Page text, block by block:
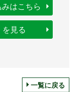
はこちら
見る
一覧に戻る